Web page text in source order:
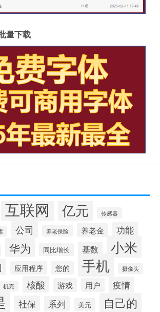
量下载
互联网 亿元 传感器
公司 养老保险 养老金 功能
华为 同比增长 基数 小米
应用程序 您的 手机 摄像头
机壳 核酸 游戏 用户 疫情
社保 系列 美元 自己的